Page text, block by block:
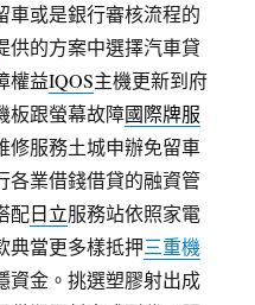
車或是銀行審核流程的
供的方案中選擇汽車貸
權益IQOS主機更新到府
板跟螢幕故障國際牌服
修服務土城申辦免留車
各業借錢借貸的融資管
配日立服務站依照家電
典當更多樣抵押三重機
資金。挑選塑膠射出成